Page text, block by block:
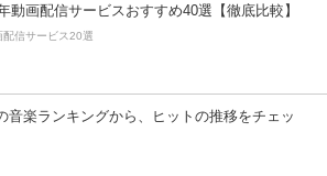
動画配信サービスおすすめ40選【徹底比較】
配信サービス20選
音楽ランキングから、ヒットの推移をチェッ